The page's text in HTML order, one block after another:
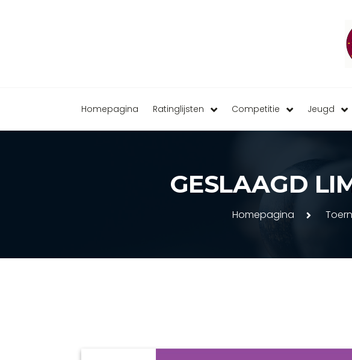
Homepagina Ratinglijsten Competitie Jeugd
GESLAAGD
Homepagina